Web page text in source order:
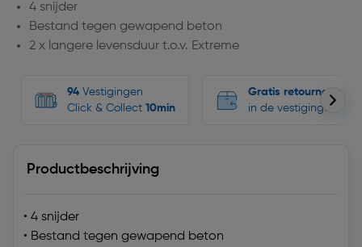
4 snijder
Bestand tegen gewapend beton
2 x langere levensduur t.o.v. Extreme
94 Vestigingen
Click & Collect 10min
Gratis retourneren
in de vestigingen
Productbeschrijving
• 4 snijder
• Bestand tegen gewapend beton